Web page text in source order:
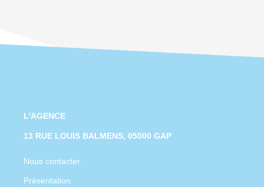
L'AGENCE
13 RUE LOUIS BALMENS, 05000 GAP
Nous contacter
Présentation